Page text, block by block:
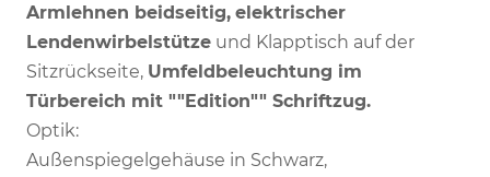
Armlehnen beidseitig, elektrischer
Lendenwirbelstütze und Klapptisch auf der
Sitzrückseite, Umfeldbeleuchtung im
Türbereich mit ""Edition"" Schriftzug.
Optik:
Außenspiegelgehäuse in Schwarz,